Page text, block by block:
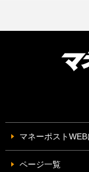
マネーポスト
ページ一覧